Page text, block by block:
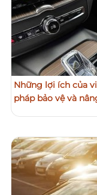
Những lợi ích của
pháp bảo vệ và